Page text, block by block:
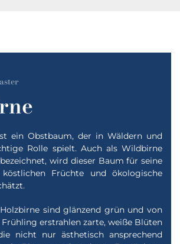
ein Obstbaum, der in Wäldern und
Rolle spielt. Auch als Wildbirne
wird dieser Baum für seine
Früchte und ökologische
sind glänzend grün und von
erstrahlen zarte, weiße Blüten
nicht nur ästhetisch ansprechend